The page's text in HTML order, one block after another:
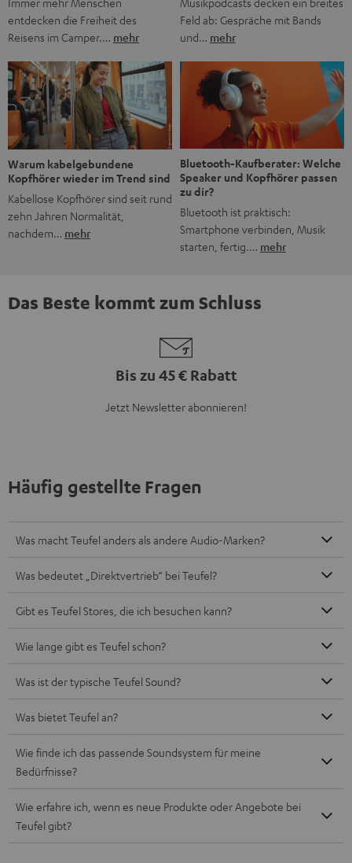
entdecken die Freiheit des
Reisens im Camper.… mehr
Feld ab: Gespräche mit Bands
und… mehr
Warum kabelgebundene
Kopfhörer wieder im Trend sind
Kabellose Kopfhörer sind seit rund
zehn Jahren Normalität,
nachdem… mehr
Bluetooth-Kaufberater: Welche
Speaker und Kopfhörer passen
zu dir?
Bluetooth ist praktisch:
Smartphone verbinden, Musik
starten, fertig.… mehr
Das Beste kommt zum Schluss
Bis zu 45 € Rabatt
Jetzt Newsletter abonnieren!
Häufig gestellte Fragen
Was macht Teufel anders als andere Audio-Marken?
Was bedeutet „Direktvertrieb“ bei Teufel?
Gibt es Teufel Stores, die ich besuchen kann?
Wie lange gibt es Teufel schon?
Was ist der typische Teufel Sound?
Was bietet Teufel an?
Wie finde ich das passende Soundsystem für meine
Bedürfnisse?
Wie erfahre ich, wenn es neue Produkte oder Angebote bei
Teufel gibt?